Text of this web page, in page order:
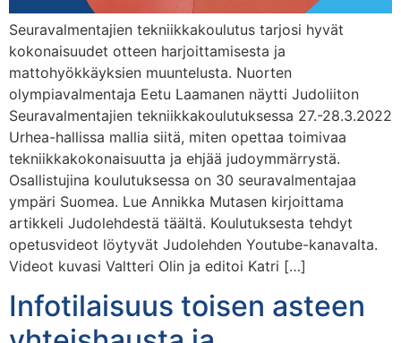
Seuravalmentajien tekniikkakoulutus tarjosi hyvät
kokonaisuudet otteen harjoittamisesta ja
mattohyökkäyksien muuntelusta. Nuorten
olympiavalmentaja Eetu Laamanen näytti Judoliiton
Seuravalmentajien tekniikkakoulutuksessa 27.-28.3.2022
Urhea-hallissa mallia siitä, miten opettaa toimivaa
tekniikkakokonaisuutta ja ehjää judoymmärrystä.
Osallistujina koulutuksessa on 30 seuravalmentajaa
ympäri Suomea. Lue Annikka Mutasen kirjoittama
artikkeli Judolehdestä täältä. Koulutuksesta tehdyt
opetusvideot löytyvät Judolehden Youtube-kanavalta.
Videot kuvasi Valtteri Olin ja editoi Katri […]
Infotilaisuus toisen asteen